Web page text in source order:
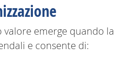
emerge quando la
e consente di: